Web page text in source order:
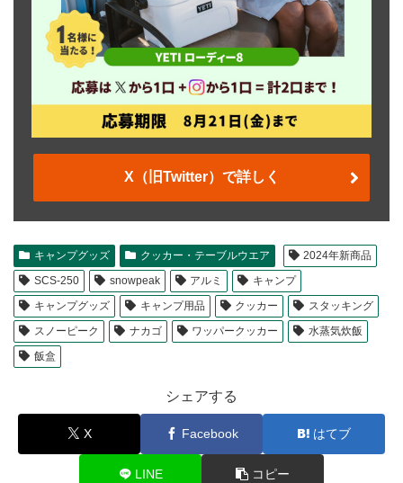
X（旧Twitter）で詳しく
キャンプグッズ クッカー・テーブルウエア
2024年新商品
SCS-250
snowpeak アルミ
キャンプ
キャンプグッズ
キャンプ用品 クッカー
スタッキング
スノーピーク
ナカゴ ワッパークッカー
水蒸気炊飯
飯盒
シェアする
X Facebook はてブ
LINE コピー